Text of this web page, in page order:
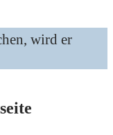
wird er